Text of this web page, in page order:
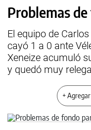
Problemas
El equipo de
cayó 1 a 0 ante
Xeneize acumuló
y quedó muy
+